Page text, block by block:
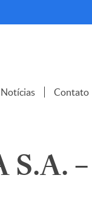
Notícias Contato
S.A. –